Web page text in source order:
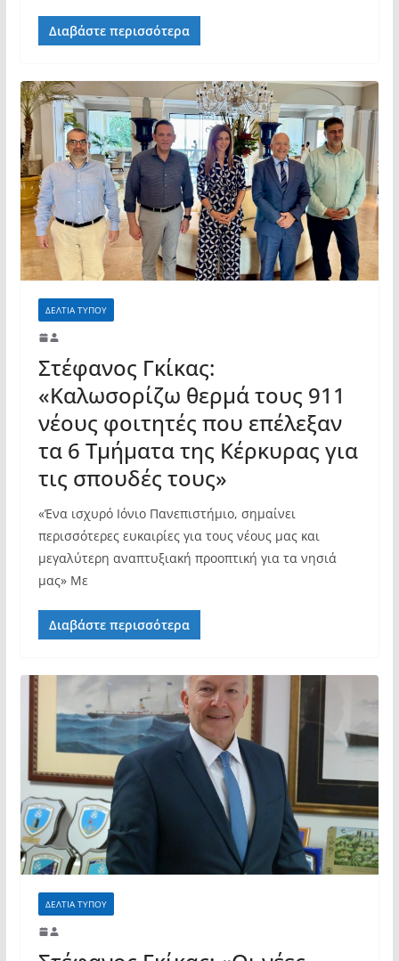
Διαβάστε περισσότερα
ΔΕΛΤΙΑ ΤΥΠΟΥ
Στέφανος Γκίκας:
«Καλωσορίζω θερμά τους 911
νέους φοιτητές που επέλεξαν
τα 6 Τμήματα της Κέρκυρας για
τις σπουδές τους»
«Ένα ισχυρό Ιόνιο Πανεπιστήμιο, σημαίνει
περισσότερες ευκαιρίες για τους νέους μας και
μεγαλύτερη αναπτυξιακή προοπτική για τα νησιά
μας» Με
Διαβάστε περισσότερα
ΔΕΛΤΙΑ ΤΥΠΟΥ